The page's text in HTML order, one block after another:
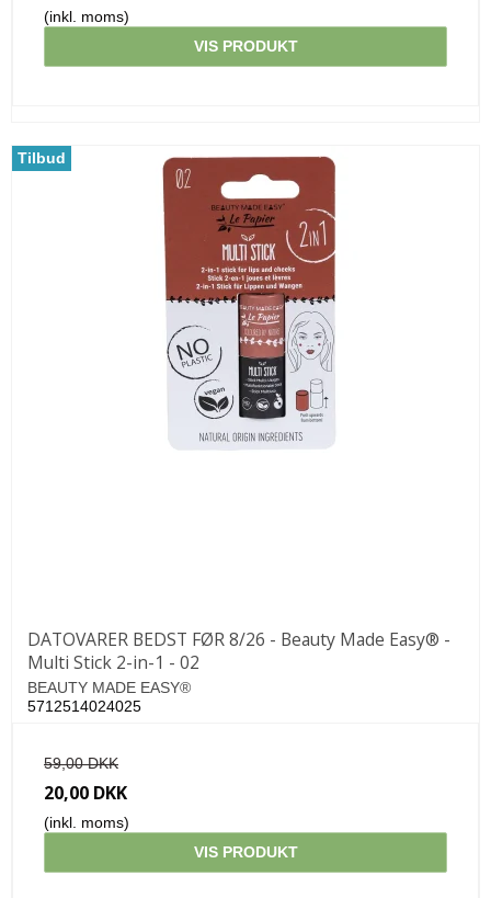
(inkl. moms)
VIS PRODUKT
Tilbud
DATOVARER BEDST FØR 8/26 - Beauty Made Easy® -
Multi Stick 2-in-1 - 02
BEAUTY MADE EASY®
5712514024025
59,00 DKK
20,00 DKK
(inkl. moms)
VIS PRODUKT